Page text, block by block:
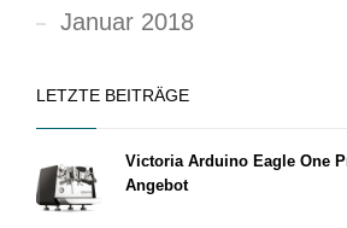
Januar 2018
LETZTE BEITRÄGE
Victoria Arduino Eagle One
Angebot